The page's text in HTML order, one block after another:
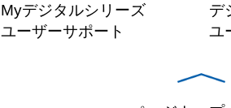
Myデジタルシリーズ
ユーザーサポート
デ
ユ